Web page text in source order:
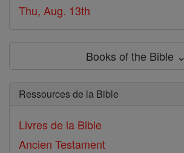
Thu, Aug. 13th
Books of the Bible ⌄
Ressources de la Bible
Livres de la Bible
Ancien Testament